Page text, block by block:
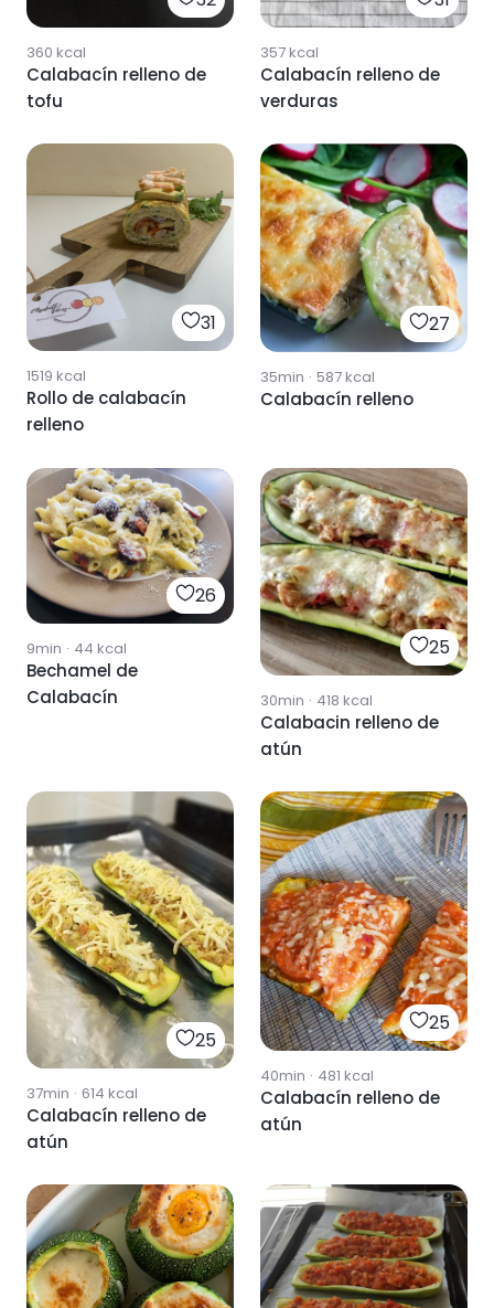
360 kcal
Calabacín relleno de
tofu
357kcal
Calabacín relleno de
verduras
31
1519 kcal
Rollo de calabacín
relleno
27
35min · 587kcal
Calabacín relleno
26
9min · 44 kcal
Bechamel de
Calabacín
25
30min · 418 kcal
Calabacin relleno de
atún
25
37min · 614 kcal
Calabacín relleno de
atún
25
40min · 481 kcal
Calabacín relleno de
atún